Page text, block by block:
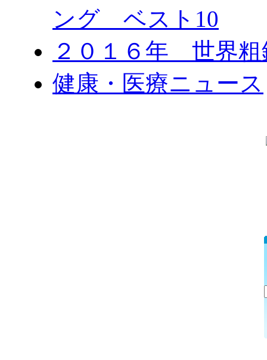
ング ベスト10
２０１６年 世界粗
健康・医療ニュース